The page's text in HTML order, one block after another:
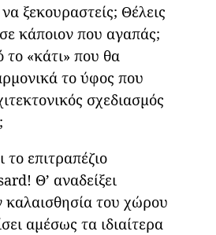
ξεκουραστείς; Θέλεις
κάποιον που αγαπάς;
το «κάτι» που θα
το ύφος που
σχεδιασμός
το επιτραπέζιο
Θ’ αναδείξει
καλαισθησία του χώρου
αμέσως τα ιδιαίτερα